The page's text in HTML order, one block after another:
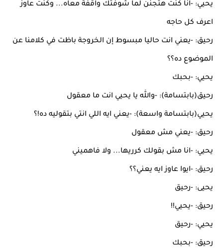
يحيي: -انا كنت هتجنن لما شوفتك واقفة معاه... وكنت عاوز
اعرف كل حاجه
رحيق: -يعني انت حاليا مبسوط إن الخروجة باظت في كلامنا عن
الموضوع ده؟؟
يحيي: -بحبك
رحيق(بابتسامة): -والله يا يحيي انت ما معقول
يحيي(بابتسامة واسعة): -يعني ايه اللي انتي بتقوليه ده!؟
رحيق: -يعني مش معقول
يحيي: -انا مش بقولك كرريها... ولا فاهميني
رحيق: -ايوا عاوز ايه يعني؟؟
يحيى: -رحيق
رحيق: -يحيي!!
يحيي: -رحيق
رحيق: -بحبك